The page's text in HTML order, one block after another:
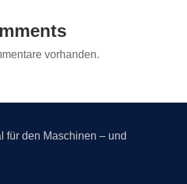
vorhanden.
für den Maschinen – und